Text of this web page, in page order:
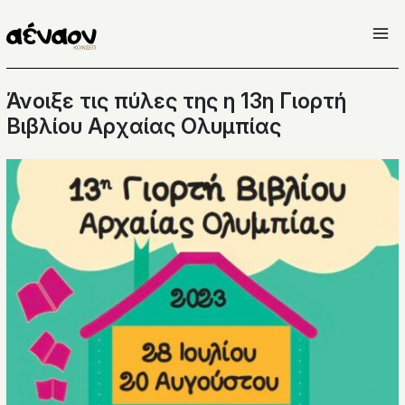
στο
περιεχόμενο
Άνοιξε τις πύλες της η 13η Γιορτή
Βιβλίου Αρχαίας Ολυμπίας